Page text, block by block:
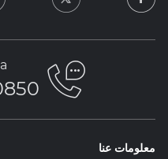
222 5 666
معلومات عنا